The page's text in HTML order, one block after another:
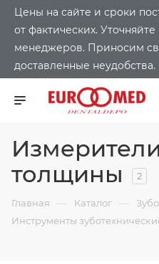
Цены на сайте и сроки
от фактических.
менеджеров. Приносим
доставленные неудобства.
толщины
2
Главная — Каталог —
Инструменты